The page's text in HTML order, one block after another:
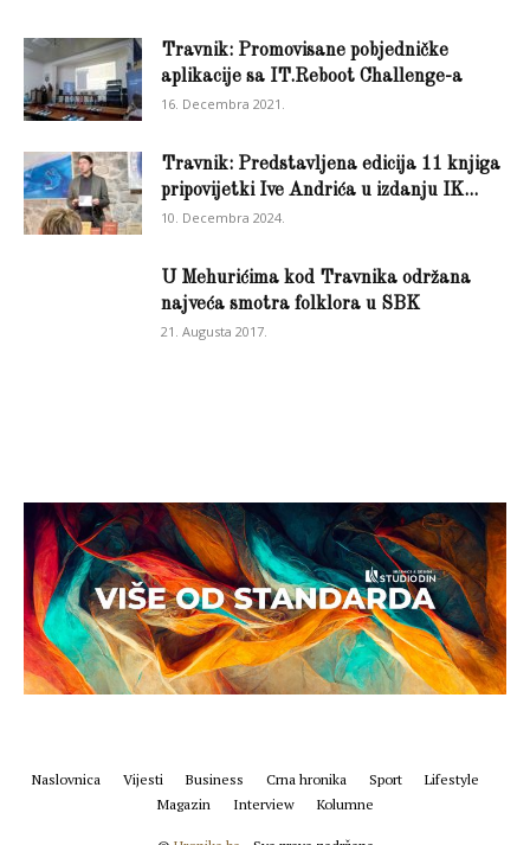
Travnik: Promovisane pobjedničke
aplikacije sa IT.Reboot Challenge-a
16. Decembra 2021.
Travnik: Predstavljena edicija 11 knjiga
pripovijetki Ive Andrića u izdanju IK...
10. Decembra 2024.
U Mehurićima kod Travnika održana
najveća smotra folklora u SBK
21. Augusta 2017.
Naslovnica Vijesti Business Crna hronika Sport
Lifestyle
Magazin
Interview Kolumne